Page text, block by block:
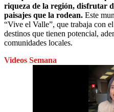
riqueza de la región, disfrutar
paisajes que la rodean. Este
“Vive el Valle”, que trabaja con
destinos que tienen potencial,
comunidades locales.
Videos Semana